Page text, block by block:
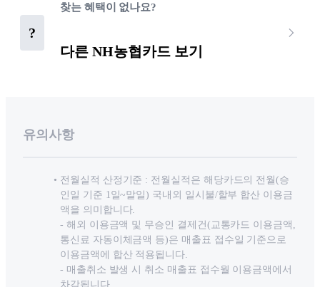
?
찾는 혜택이 없나요?
다른 NH농협카드 보기
유의사항
전월실적 산정기준 : 전월실적은 해당카드의 전월(승
인일 기준 1일~말일) 국내외 일시불/할부 합산 이용금
액을 의미합니다.
- 해외 이용금액 및 무승인 결제건(교통카드 이용금액,
통신료 자동이체금액 등)은 매출표 접수일 기준으로
이용금액에 합산 적용됩니다.
- 매출취소 발생 시 취소 매출표 접수월 이용금액에서
차감됩니다.